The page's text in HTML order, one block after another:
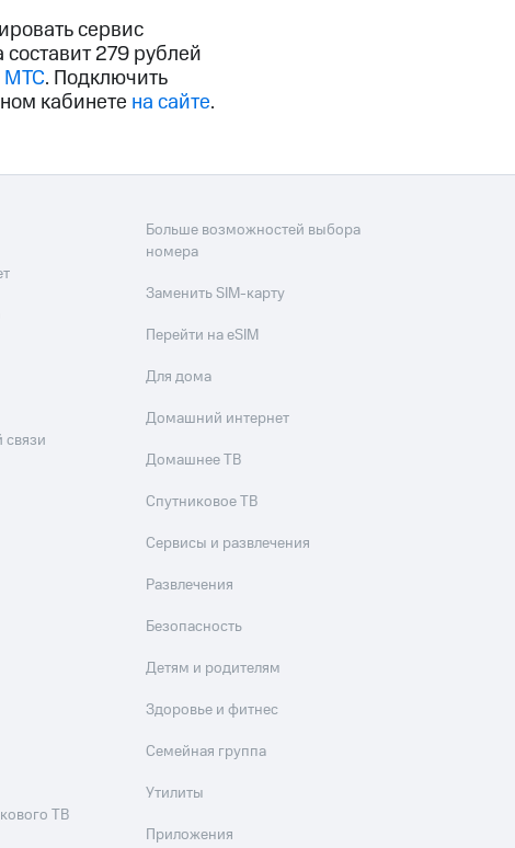
сервис
279 рублей
. Подключить
кабинете на сайте.
ТВ
Больше возможностей выбора
номера
Заменить SIM-карту
Перейти на eSIM
Для дома
Домашний интернет
Домашнее ТВ
Спутниковое ТВ
Сервисы и развлечения
Развлечения
Безопасность
Детям и родителям
Здоровье и фитнес
Семейная группа
Утилиты
Приложения